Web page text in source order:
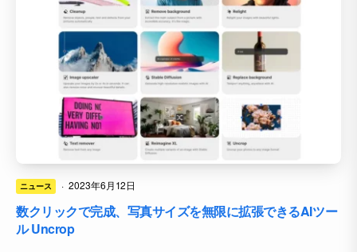
ニュース · 2023年6月12日
数クリックで完成、写真サイズを無限に拡張できるAIツー
ル Uncrop